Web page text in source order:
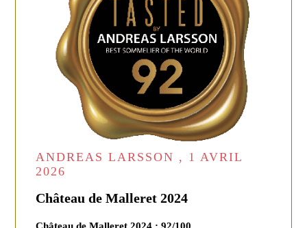
ANDREAS LARSSON , 1 AVRIL
2026
Château de Malleret 2024
Château de Malleret 2024 : 92/100